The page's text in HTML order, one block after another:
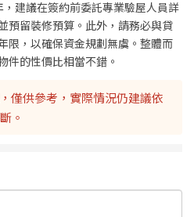
，建議在簽約前委託專業驗屋人員詳
預留裝修預算。此外，請務必與貸
限，以確保資金規劃無虞。整體而
件的性價比相當不錯。
僅供參考，實際情況仍建議依
。